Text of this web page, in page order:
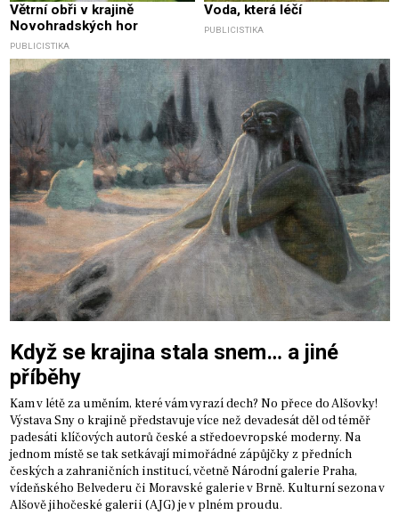
Větrní obři v krajině
Novohradských hor
PUBLICISTIKA
Voda, která léčí
PUBLICISTIKA
Když se krajina stala snem… a jiné
příběhy
Kam v létě za uměním, které vám vyrazí dech? No přece do Alšovky!
Výstava Sny o krajině představuje více než devadesát děl od téměř
padesáti klíčových autorů české a středoevropské moderny. Na
jednom místě se tak setkávají mimořádné zápůjčky z předních
českých a zahraničních institucí, včetně Národní galerie Praha,
vídeňského Belvederu či Moravské galerie v Brně. Kulturní sezona v
Alšově jihočeské galerii (AJG) je v plném proudu.